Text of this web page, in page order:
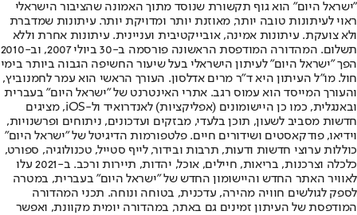
"ישראל היום" הוא גוף תקשורת שנוסד מתוך האמונה שהציבור הישראלי
ראוי לעיתונות טובה יותר, מאוזנת יותר ומדויקת יותר. עיתונות שמדברת
ולא צועקת. עיתונות אמינה, אובייקטיבית ועניינית. עיתונות אחרת וללא
תשלום. המהדורה המודפסת הראשונה פורסמה ב-30 ביולי 2007, וב-2010
הפך "ישראל היום" לעיתון הישראלי בעל שיעור החשיפה הגבוה ביותר בימי
חול. מו"ל העיתון היא ד"ר מרים אדלסון. העורך הראשי הוא עמר לחמנוביץ,
והעורך המייסד הוא עמוס רגב. אתרי האינטרנט של "ישראל היום" בעברית
ובאנגלית, כמו כן היישומונים (אפליקציות) לאנדרואיד ול-iOS, מציגים
חדשות מסביב לשעון, תוכן בלעדי, מבזקים ועדכונים, ניתוחים ופרשנויות,
וידיאו, פודקאסטים ושידורים חיים. פלטפורמות הדיגיטל של "ישראל היום"
כוללות ערוצי חדשות ודעות, תרבות ובידור, לייף סטייל, טכנולוגיה, ספורט,
כלכלה וצרכנות, בריאות, חיילים, אוכל, יהדות, תיירות ורכב. ב-2021 עלו
לאוויר האתר החדש והיישומון החדש של "ישראל היום" בעברית, במטרה
לספק לגולשים חוויה מהירה, עדכנית, בטוחה ונוחה. תכני המהדורה
המודפסת של העיתון זמינים גם באתר, במהדורה יומית מקוונת, ואפשר